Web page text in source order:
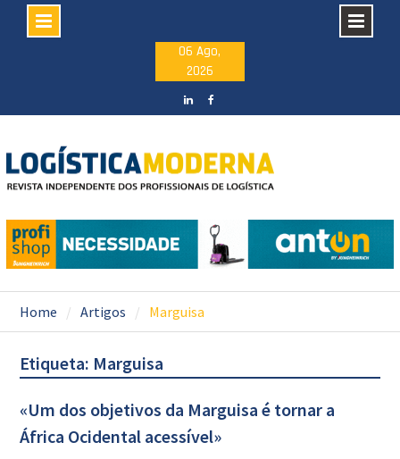
06 Ago,
2026
Home Artigos Marguisa
Etiqueta: Marguisa
«Um dos objetivos da Marguisa é tornar a
África Ocidental acessível»